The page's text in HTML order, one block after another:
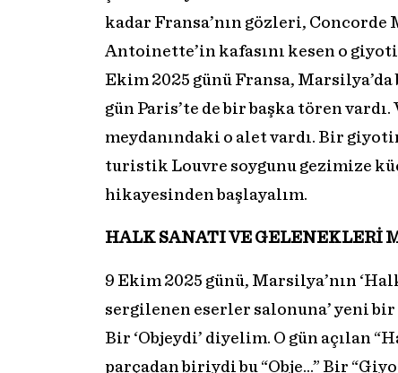
kadar Fransa’nın gözleri, Concorde
Antoinette’in kafasını kesen o
Ekim 2025 günü Fransa,
gün Paris’te de bir başka tören
meydanındaki o alet vardı. Bir
turistik Louvre soygunu gezimize
hikayesinden başlayalım.
HALK SANATI VE GELENEKLERİ
9 Ekim 2025 günü, Marsilya’nın
sergilenen eserler salonuna’ yeni bir
Bir ‘Objeydi’ diyelim. O gün açılan
parçadan biriydi bu “Obje…” Bir